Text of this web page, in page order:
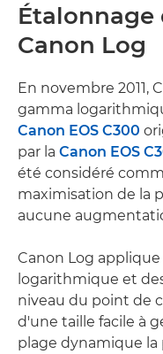
Canon Log
En novembre 2011,
gamma
Canon EOS C300
par la Canon EOS
été considéré
maximisation de la
aucune
Canon Log
logarithmique et
niveau du point de
d'une taille facile à
plage dynamique la